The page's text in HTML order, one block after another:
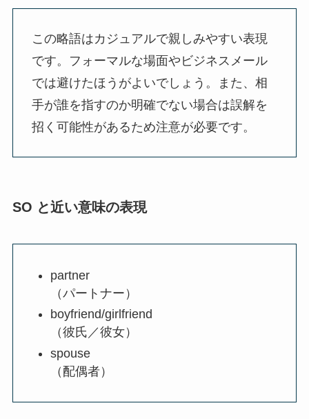
この略語はカジュアルで親しみやすい表現
です。フォーマルな場面やビジネスメール
では避けたほうがよいでしょう。また、相
手が誰を指すのか明確でない場合は誤解を
招く可能性があるため注意が必要です。
SO と近い意味の表現
partner
（パートナー）
boyfriend/girlfriend
（彼氏／彼女）
spouse
（配偶者）